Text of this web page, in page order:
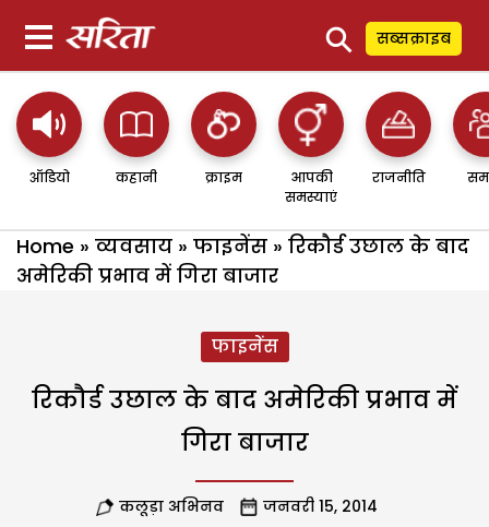
⚲ सब्सक्राइब
ऑडियो कहानी क्राइम
आपकी
समस्याएं
राजनीति
Home » व्यवसाय » फाइनेंस » रिकौर्ड उछाल के बाद
अमेरिकी प्रभाव में गिरा बाजार
फाइनेंस
रिकौर्ड उछाल के बाद अमेरिकी प्रभाव में
गिरा बाजार
कलूड़ा अभिनव जनवरी 15, 2014